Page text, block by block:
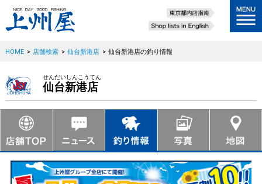
HOME > 店舗検索 > 仙台新港店 > 仙台新港店の釣り情報
せんだいしんこうてん
仙台新港店